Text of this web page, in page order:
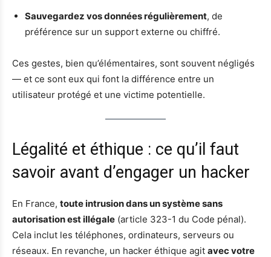
Sauvegardez vos données régulièrement, de
préférence sur un support externe ou chiffré.
Ces gestes, bien qu’élémentaires, sont souvent négligés
— et ce sont eux qui font la différence entre un
utilisateur protégé et une victime potentielle.
Légalité et éthique : ce qu’il faut
savoir avant d’engager un hacker
En France, toute intrusion dans un système sans
autorisation est illégale (article 323-1 du Code pénal).
Cela inclut les téléphones, ordinateurs, serveurs ou
réseaux. En revanche, un hacker éthique agit avec votre